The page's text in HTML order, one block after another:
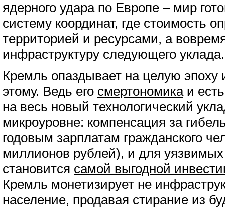
ядерного удара по Европе – мир
систему координат, где стоимость
территорией и ресурсами, а
инфраструктуру следующего уклада.
Кремль опаздывает на целую эпоху
этому. Ведь его смертономикаи
на весь новый технологический
микроуровне: компенсация за
годовым зарплатам гражданского
миллионов рублей), и для
становится самой выгодной
Кремль монетизирует не
население, продавая стирание из